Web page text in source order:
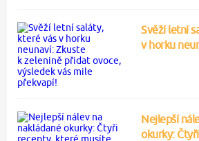
Svěží letní
v horku
Nejlepší
okurky: